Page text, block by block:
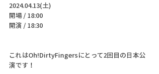
2024.04.13(土)
開場 / 18:00
開演 / 18:30
これはOh!DirtyFingersにとって2回目の日本公
演です！